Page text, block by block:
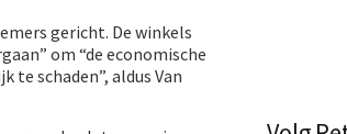
gericht. De winkels
om “de economische
te schaden”, aldus Van